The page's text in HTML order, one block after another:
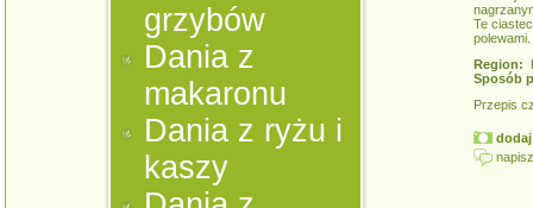
grzybów
Dania z
makaronu
Dania z ryżu i
kaszy
Te
polewami.
Region:
Sposób
Przepis